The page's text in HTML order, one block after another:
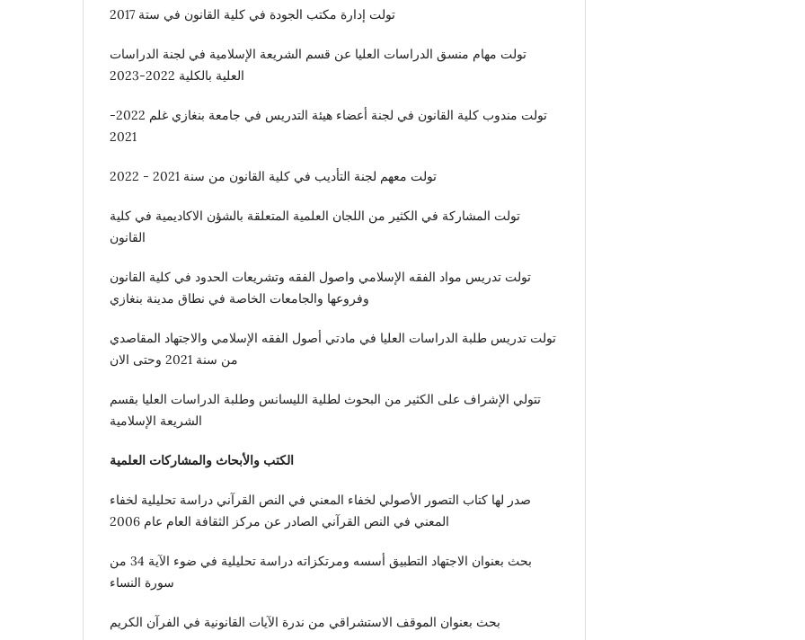
تولت إدارة مكتب الجودة في كلية القانون في ستة 2017
تولت مهام منسق الدراسات العليا عن قسم الشريعة الإسلامية في لجنة الدراسات
العلية بالكلية 2022-2023
تولت مندوب كلية القانون في لجنة أعضاء هيئة التدريس في جامعة بنغازي غلم 2022-
2021
تولت معهم لجنة التأديب في كلية القانون من سنة 2021 - 2022
تولت المشاركة في الكثير من اللجان العلمية المتعلقة بالشؤن الاكاديمية في كلية
القانون
تولت تدريس مواد الفقه الإسلامي واصول الفقه وتشريعات الحدود في كلية القانون
وفروعها والجامعات الخاصة في نطاق مدينة بنغازي
تولت تدريس طلبة الدراسات العليا في مادتي أصول الفقه الإسلامي والاجتهاد المقاصدي
من سنة 2021 وحتى الان
تتولي الإشراف على الكثير من البحوث لطلية الليسانس وطلبة الدراسات العليا بقسم
الشريعة الإسلامية
الكتب والأبحاث والمشاركات العلمية
صدر لها كتاب التصور الأصولي لخفاء المعني في النص القرآني دراسة تحليلية لخفاء
المعني في النص القرآني الصادر عن مركز الثقافة العام عام 2006
بحث بعنوان الاجتهاد التطبيق أسسه ومرتكزاته دراسة تحليلية في ضوء الآية 34 من
سورة النساء
بحث بعنوان الموقف الاستشراقي من ندرة الآيات القانونية في الفرآن الكريم